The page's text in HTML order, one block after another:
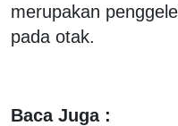
merupakan
pada otak.
Baca Juga :